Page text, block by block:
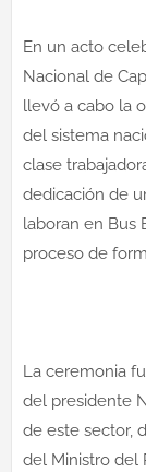
En un acto
Nacional de
llevó a cabo la
del sistema
clase
dedicación de
laboran en Bus
proceso de
La ceremonia
del presidente
de este sector,
del Ministro del